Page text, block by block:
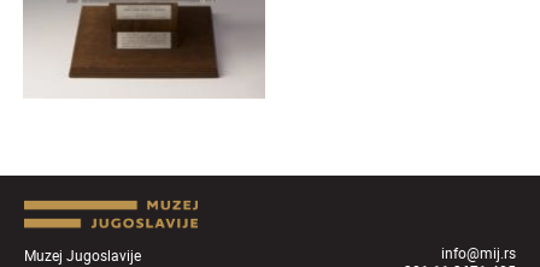
Muzej Jugoslavije
info@mij.rs